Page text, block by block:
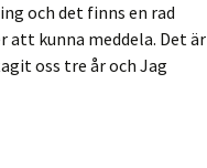
och det finns en rad
att kunna meddela. Det är
oss tre år och Jag